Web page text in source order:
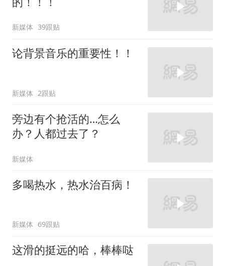
新媒体 39跟贴
论背景音乐的重要性！！
新媒体 2跟贴
旁边有个抢活的…怎么
办？人都过去了？
新媒体
多喝热水，热水治百病！
新媒体 69跟贴
这滑的挺远的哈，棒棒哒